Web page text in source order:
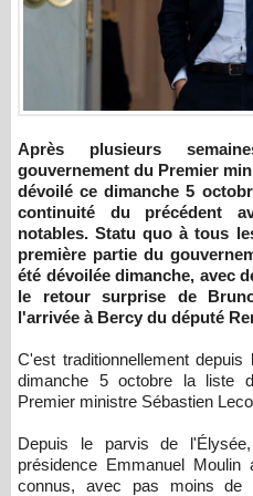
Après plusieurs semaines de consultations, le
gouvernement du Premier
dévoilé ce dimanche 5
continuité du précédent
notables. Statu quo à tous
première partie du
été dévoilée dimanche, avec
le retour surprise de
l'arrivée à Bercy du député
C'est traditionnellement
dimanche 5 octobre la liste
Premier ministre Sébastien
Depuis le parvis de
présidence Emmanuel
connus, avec pas moins de